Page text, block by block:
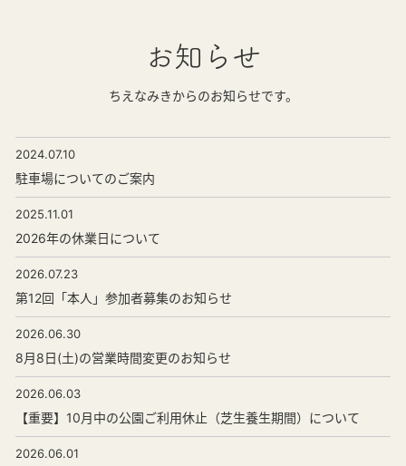
お知らせ
ちえなみきからのお知らせです。
2024.07.10
駐車場についてのご案内
2025.11.01
2026年の休業日について
2026.07.23
第12回「本人」参加者募集のお知らせ
2026.06.30
8月8日(土)の営業時間変更のお知らせ
2026.06.03
【重要】10月中の公園ご利用休止（芝生養生期間）について
2026.06.01